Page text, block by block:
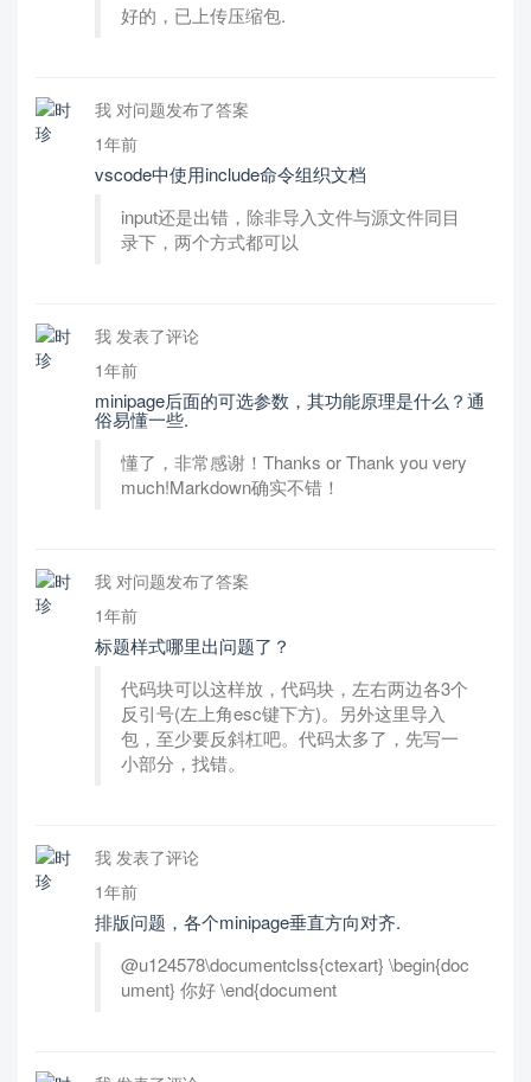
好的，已上传压缩包.
我 对问题发布了答案
1年前
vscode中使用include命令组织文档
input还是出错，除非导入文件与源文件同目
录下，两个方式都可以
我 发表了评论
1年前
minipage后面的可选参数，其功能原理是什么？通
俗易懂一些.
懂了，非常感谢！Thanks or Thank you very
much!Markdown确实不错！
我 对问题发布了答案
1年前
标题样式哪里出问题了？
代码块可以这样放，代码块，左右两边各3个
反引号(左上角esc键下方)。另外这里导入
包，至少要反斜杠吧。代码太多了，先写一
小部分，找错。
我 发表了评论
1年前
排版问题，各个minipage垂直方向对齐.
@u124578\documentclss{ctexart} \begin{doc
ument} 你好 \end{document